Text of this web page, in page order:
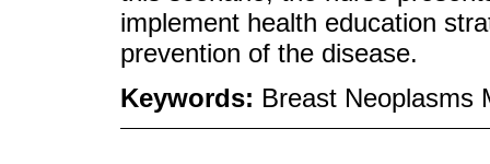
implement health education
prevention of the disease.
Keywords: Breast Neoplasms